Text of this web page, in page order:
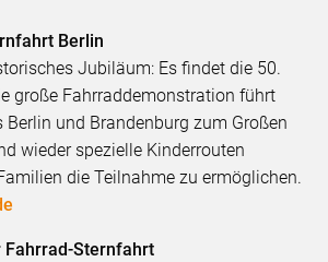
Berlin
Jubiläum: Es findet die 50.
große Fahrraddemonstration führt
Berlin und Brandenburg zum Großen
wieder spezielle Kinderrouten
die Teilnahme zu ermöglichen.
Fahrrad-Sternfahrt